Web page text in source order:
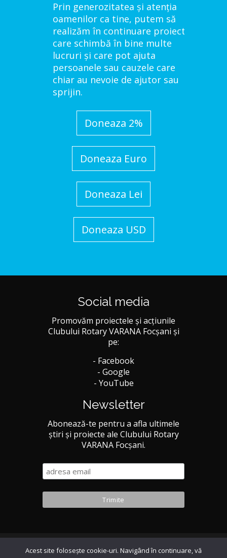
Prin generozitatea și atenția
oamenilor ca tine, putem să
realizăm în continuare proiecte
care schimbă în bine multe
lucruri și care pot ajuta
persoanele sau cauzele care
chiar au nevoie de ajutor sau
sprijin.
Doneaza 2%
Doneaza Euro
Doneaza Lei
Doneaza USD
Social media
Promovăm proiectele și acțiunile
Clubului Rotary VARANA Focșani și
pe:
- Facebook
- Google
- YouTube
Newsletter
Abonează-te pentru a afla ultimele
știri și proiecte ale Clubului Rotary
VARANA Focșani.
Acest site foloseşte cookie-uri. Navigând în continuare, vă
© 2026 Rotary VARANA Focsani